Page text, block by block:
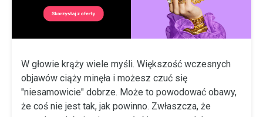
W głowie krąży wiele myśli. Większość wczesnych
objawów ciąży minęła i możesz czuć się
"niesamowicie" dobrze. Może to powodować obawy,
że coś nie jest tak, jak powinno. Zwłaszcza, że